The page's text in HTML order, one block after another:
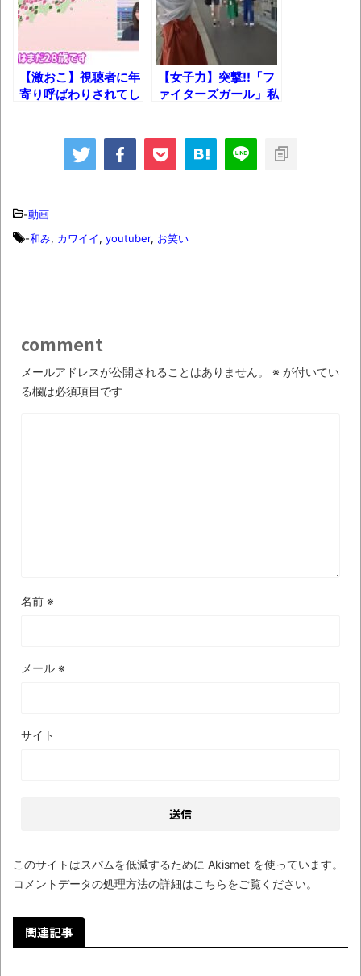
【呆然】北海道旅行ワイ「ウニイクラ丼特
盛で食うぞ！！！うおおおおおおお
お！！！！！」→結
果･････････････････････････････
長野県のなめこのデカさが規格外だったｗ
ん（上）（下）」発売
グラビアに挑戦
進撃の巨人シーズン7 ファイナルシーズンの
感想
「ム、ムリです・・・」メガネ美人ナース
に入院中のオレのオナサポ懇願したら・・・
ブログお引越しのお知らせ
【極画像】名古屋の地下鉄
全方位青い芝包囲網すぎて色々見失う、新
しい仕事観
【激おこ】視聴者に年
寄り呼ばわりされてし
【女子力】突撃!!「フ
ァイターズガール」私
-動画
-和み, カワイイ, youtuber, お笑い
comment
メールアドレスが公開されることはありません。 ※ が付いてい
る欄は必須項目です
名前 ※
メール ※
サイト
このサイトはスパムを低減するために Akismet を使っています。
コメントデータの処理方法の詳細はこちらをご覧ください。
関連記事